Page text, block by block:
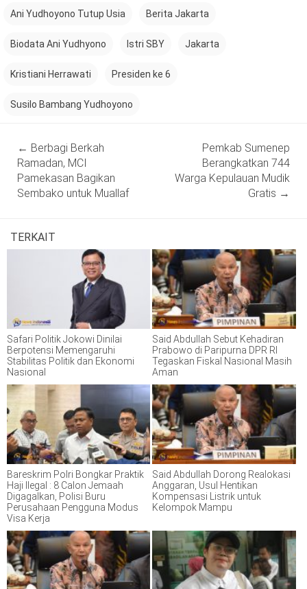
Ani Yudhoyono Tutup Usia Berita Jakarta
Biodata Ani Yudhyono Istri SBY Jakarta
Kristiani Herrawati Presiden ke 6
Susilo Bambang Yudhoyono
navigation
← Berbagi Berkah
Ramadan, MCI
Pamekasan Bagikan
Sembako untuk Muallaf
Pemkab Sumenep
Berangkatkan 744
Warga Kepulauan Mudik
Gratis →
TERKAIT
Safari Politik Jokowi Dinilai
Berpotensi Memengaruhi
Stabilitas Politik dan Ekonomi
Nasional
Said Abdullah Sebut Kehadiran
Prabowo di Paripurna DPR RI
Tegaskan Fiskal Nasional Masih
Aman
Bareskrim Polri Bongkar Praktik
Haji Ilegal : 8 Calon Jemaah
Digagalkan, Polisi Buru
Perusahaan Pengguna Modus
Visa Kerja
Said Abdullah Dorong Realokasi
Anggaran, Usul Hentikan
Kompensasi Listrik untuk
Kelompok Mampu